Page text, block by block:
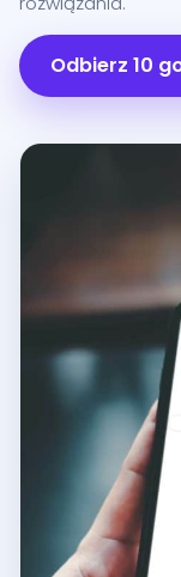
Odbierz 10